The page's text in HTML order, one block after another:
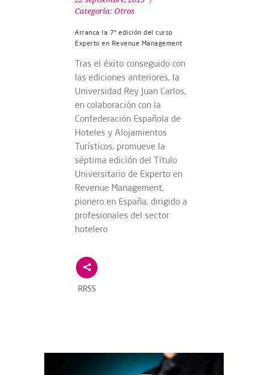
Categoría: Otros
Arranca la 7ª edición del curso
Experto en Revenue Management
Tras el éxito conseguido con
las ediciones anteriores, la
Universidad Rey Juan Carlos,
en colaboración con la
Confederación Española de
Hoteles y Alojamientos
Turísticos, promueve la
séptima edición del Título
Universitario de Experto en
Revenue Management,
pionero en España, dirigido a
profesionales del sector
hotelero
RRSS